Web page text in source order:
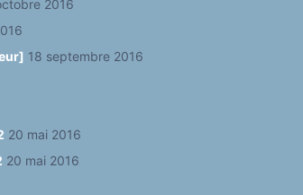
2016
18 septembre 2016
20 mai 2016
20 mai 2016